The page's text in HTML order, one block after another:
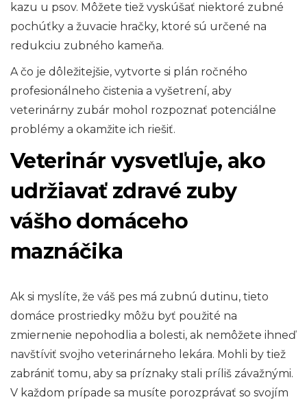
kazu u psov. Môžete tiež vyskúšať niektoré zubné
pochúťky a žuvacie hračky, ktoré sú určené na
redukciu zubného kameňa.
A čo je dôležitejšie, vytvorte si plán ročného
profesionálneho čistenia a vyšetrení, aby
veterinárny zubár mohol rozpoznať potenciálne
problémy a okamžite ich riešiť.
Veterinár vysvetľuje, ako
udržiavať zdravé zuby
vášho domáceho
maznáčika
Ak si myslíte, že váš pes má zubnú dutinu, tieto
domáce prostriedky môžu byť použité na
zmiernenie nepohodlia a bolesti, ak nemôžete ihneď
navštíviť svojho veterinárneho lekára. Mohli by tiež
zabrániť tomu, aby sa príznaky stali príliš závažnými.
V každom prípade sa musíte porozprávať so svojím